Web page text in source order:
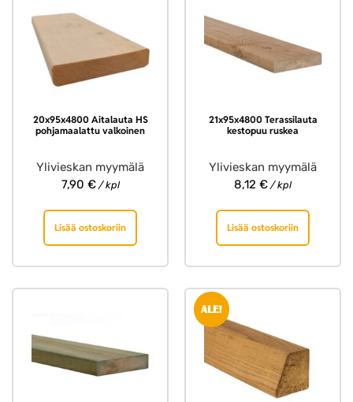
20x95x4800 Aitalauta HS
pohjamaalattu valkoinen
Ylivieskan myymälä
7,90 €/ kpl
Lisää ostoskoriin
21x95x4800 Terassilauta
kestopuu ruskea
Ylivieskan myymälä
8,12 € / kpl
Lisää ostoskoriin
ALE!